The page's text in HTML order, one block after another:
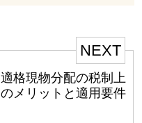
NEXT
適格現物分配の税制上
のメリットと適用要件